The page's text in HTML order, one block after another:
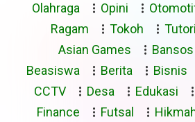
Olahraga
Opini
Ragam
Tokoh
Asian Games
Bansos
Beasiswa
Berita Bisnis
CCTV
Desa Edukasi
Finance
Futsal